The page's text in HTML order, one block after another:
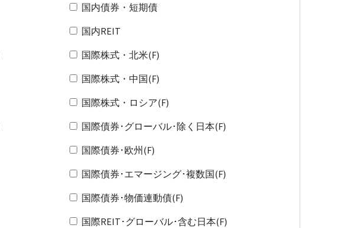
国内債券・短期債
国内REIT
国際株式・北米(F)
国際株式・中国(F)
国際株式・ロシア(F)
国際債券･グローバル･除く日本(F)
国際債券･欧州(F)
国際債券･エマージング･複数国(F)
国際債券･物価連動債(F)
国際REIT･グローバル･含む日本(F)